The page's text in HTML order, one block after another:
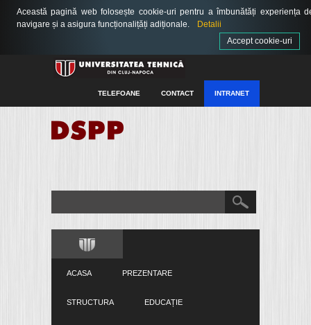
TELEFOANE CONTACT INTRANET
ACASA PREZENTARE
STRUCTURA EDUCAȚIE
Această pagină web folosește cookie-uri pentru a îmbunătăți experiența
navigare și a asigura funcționalițăți adiționale.
Detalii
Accept cookie-uri